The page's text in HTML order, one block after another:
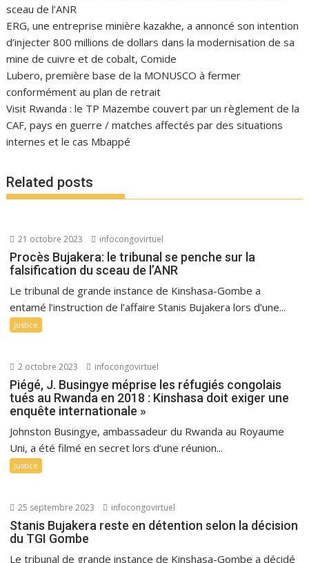
sceau de l’ANR
ERG, une entreprise minière kazakhe, a annoncé son intention
d’injecter 800 millions de dollars dans la modernisation de sa
mine de cuivre et de cobalt, Comide
Lubero, première base de la MONUSCO à fermer
conformément au plan de retrait
Visit Rwanda : le TP Mazembe couvert par un règlement de la
CAF, pays en guerre / matches affectés par des situations
internes et le cas Mbappé
Related posts
21 octobre 2023 infocongovirtuel
Procès Bujakera: le tribunal se penche sur la
falsification du sceau de l’ANR
Le tribunal de grande instance de Kinshasa-Gombe a
entamé l’instruction de l’affaire Stanis Bujakera lors d’une...
Justice
2 octobre 2023 infocongovirtuel
Piégé, J. Busingye méprise les réfugiés congolais
tués au Rwanda en 2018 : Kinshasa doit exiger une
enquête internationale »
Johnston Busingye, ambassadeur du Rwanda au Royaume
Uni, a été filmé en secret lors d’une réunion...
Justice
25 septembre 2023 infocongovirtuel
Stanis Bujakera reste en détention selon la décision
du TGI Gombe
Le tribunal de grande instance de Kinshasa-Gombe a décidé